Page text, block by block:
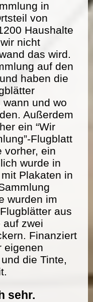
in
von
Haushalte
nicht
das wird.
auf den
haben die
und wo
Außerdem
ein “Wir
Flugblatt
vorher, ein
wurde in
Plakaten in
wurden im
aus
auf zwei
Finanziert
eigenen
die Tinte,
sehr.